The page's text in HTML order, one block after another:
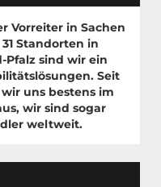
Vorreiter in Sachen
31 Standorten in
Pfalz sind wir ein
Seit
uns bestens im
wir sind sogar
weltweit.